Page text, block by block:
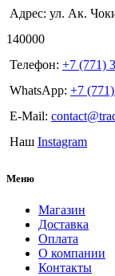
Адрес: ул. Ак.
140000
Телефон: +7 (771)
WhatsApp: +7
E-Mail:
Наш Instagram
Меню
Магазин
Доставка
Оплата
О компании
Контакты